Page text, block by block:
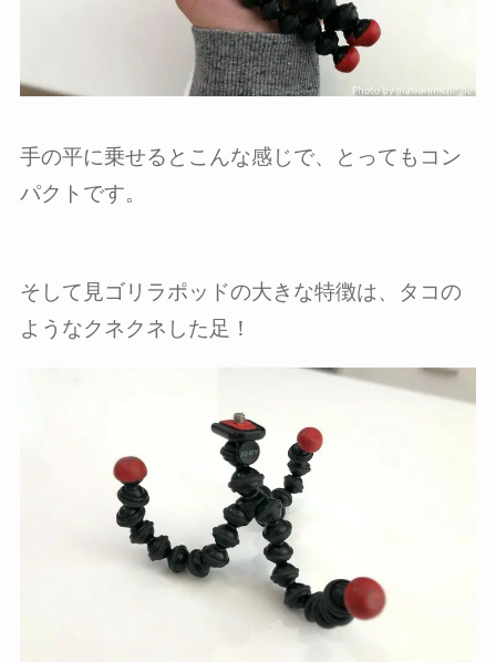
手の平に乗せるとこんな感じで、とってもコン
パクトです。
そして見ゴリラポッドの大きな特徴は、タコの
ようなクネクネした足！